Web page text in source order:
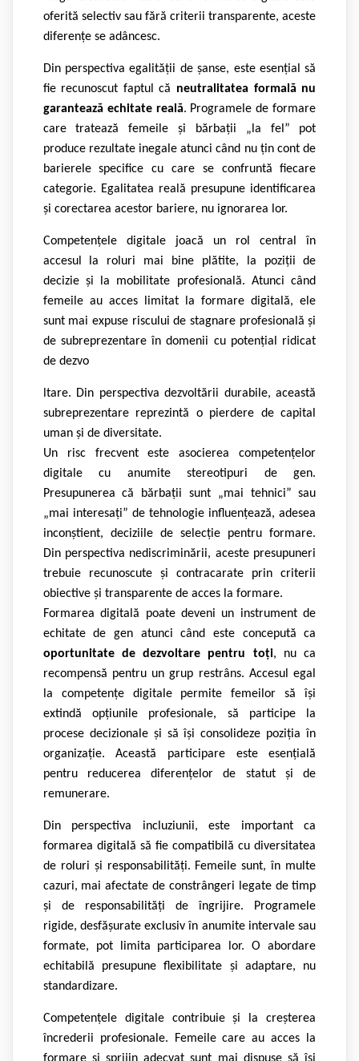
oferită selectiv sau fără criterii transparente, aceste
diferențe se adâncesc.
Din perspectiva egalității de șanse, este esențial să
fie recunoscut faptul că neutralitatea formală nu
garantează echitate reală. Programele de formare
care tratează femeile și bărbații „la fel” pot
produce rezultate inegale atunci când nu țin cont de
barierele specifice cu care se confruntă fiecare
categorie. Egalitatea reală presupune identificarea
și corectarea acestor bariere, nu ignorarea lor.
Competențele digitale joacă un rol central în
accesul la roluri mai bine plătite, la poziții de
decizie și la mobilitate profesională. Atunci când
femeile au acces limitat la formare digitală, ele
sunt mai expuse riscului de stagnare profesională și
de subreprezentare în domenii cu potențial ridicat
de dezvo
ltare. Din perspectiva dezvoltării durabile, această
subreprezentare reprezintă o pierdere de capital
uman și de diversitate.
Un risc frecvent este asocierea competențelor
digitale cu anumite stereotipuri de gen.
Presupunerea că bărbații sunt „mai tehnici” sau
„mai interesați” de tehnologie influențează, adesea
inconștient, deciziile de selecție pentru formare.
Din perspectiva nediscriminării, aceste presupuneri
trebuie recunoscute și contracarate prin criterii
obiective și transparente de acces la formare.
Formarea digitală poate deveni un instrument de
echitate de gen atunci când este concepută ca
oportunitate de dezvoltare pentru toți, nu ca
recompensă pentru un grup restrâns. Accesul egal
la competențe digitale permite femeilor să își
extindă opțiunile profesionale, să participe la
procese decizionale și să își consolideze poziția în
organizație. Această participare este esențială
pentru reducerea diferențelor de statut și de
remunerare.
Din perspectiva incluziunii, este important ca
formarea digitală să fie compatibilă cu diversitatea
de roluri și responsabilități. Femeile sunt, în multe
cazuri, mai afectate de constrângeri legate de timp
și de responsabilități de îngrijire. Programele
rigide, desfășurate exclusiv în anumite intervale sau
formate, pot limita participarea lor. O abordare
echitabilă presupune flexibilitate și adaptare, nu
standardizare.
Competențele digitale contribuie și la creșterea
încrederii profesionale. Femeile care au acces la
formare și sprijin adecvat sunt mai dispuse să își